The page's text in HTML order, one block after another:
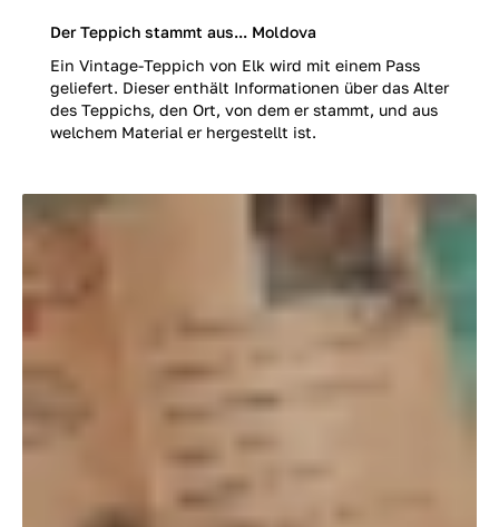
Der Teppich stammt aus... Moldova
Ein Vintage-Teppich von Elk wird mit einem Pass
geliefert. Dieser enthält Informationen über das Alter
des Teppichs, den Ort, von dem er stammt, und aus
welchem Material er hergestellt ist.